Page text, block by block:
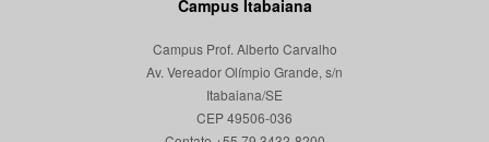
Campus Itabaiana
Campus Prof. Alberto Carvalho
Av. Vereador Olímpio Grande, s/n
Itabaiana/SE
CEP 49506-036